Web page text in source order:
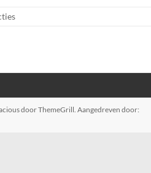
door ThemeGrill. Aangedreven door: